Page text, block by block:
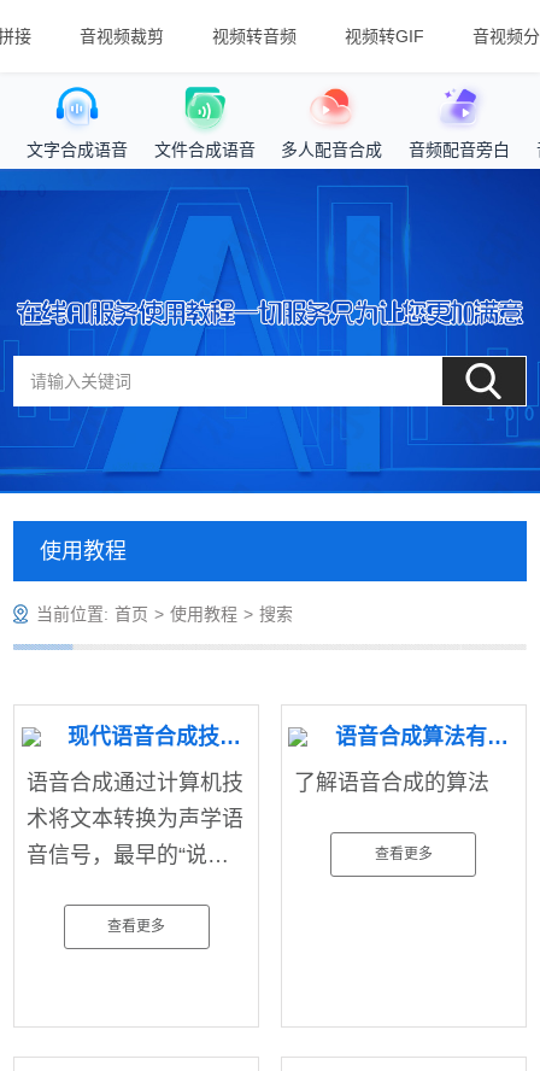
接 音视频裁剪 视频转音频 视频转GIF 音视频
文字合成语音 文件合成语音 多人配音合成 音频配音旁白
使用教程
当前位置: 首页 > 使用教程 > 搜索
现代语音合成技术的演变与挑战
语音合成通过计算机技
术将文本转换为声学语
音信号，最早的“说话
纪。随着技术进步，机
查看更多
语音合成算法有哪些
了解语音合成的算法
查看更多